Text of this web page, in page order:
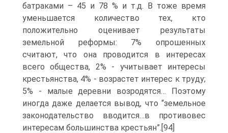
батраками – 45 и 78 % и т.д. В тоже время
уменьшается количество тех, кто
положительно оценивает результаты
земельной реформы: 7% опрошенных
считают, что она проводится в интересах
всего общества, 2% - учитывает интересы
крестьянства, 4% - возрастет интерес к труду;
5% - малые деревни возродятся… Поэтому
иногда даже делается вывод, что “земельное
законодательство вводится…в противовес
интересам большинства крестьян”.[94]